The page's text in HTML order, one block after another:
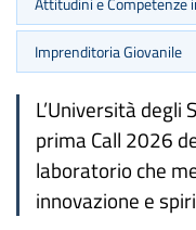
Imprenditoria Giovanile
L’Università degli
prima Call 2026
laboratorio che
innovazione e